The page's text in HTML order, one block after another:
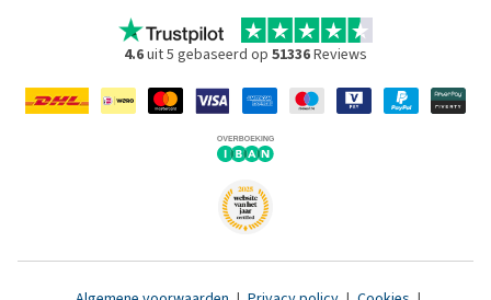
4.6uit 5 gebaseerd op 51336Reviews